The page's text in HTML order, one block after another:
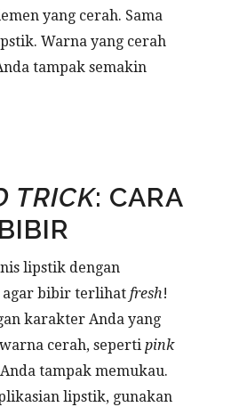
yang cerah. Sama
Warna yang cerah
tampak semakin
TRICK: CARA
lipstik dengan
agar bibir terlihatfresh!
karakter Anda yang
cerah, sepertipink
tampak memukau.
lipstik, gunakan